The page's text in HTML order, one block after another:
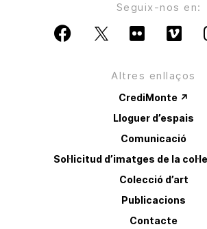
Seguix-nos en:
Altres enllaços
CrediMonte ↗
Lloguer d’espais
Comunicació
Sol·licitud d’imatges de la
Colecció d’art
Publicacions
Contacte